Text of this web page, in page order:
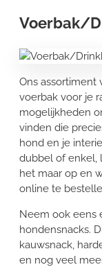
Voerbak/
Ons assortiment
voerbak voor je
mogelijkheden
vinden die
hond en je
dubbel of enkel,
het maar op en
online te
Neem ook eens
hondensnacks.
kauwsnack,
en nog veel